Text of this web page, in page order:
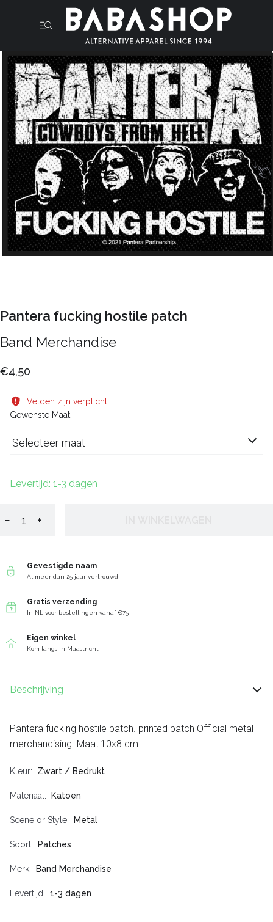
Pantera fucking hostile patch
Band Merchandise
€4,50
Velden zijn verplicht.
Gewenste Maat
Selecteer maat
Levertijd: 1-3 dagen
− +
Gevestigde naam
Al meer dan 25 jaar vertrouwd
Gratis verzending
In NL voor bestellingen vanaf €75
Eigen winkel
Kom langs in Maastricht
Beschrijving
Pantera fucking hostile patch. printed patch Official metal
merchandising. Maat:10x8 cm
Kleur Zwart / Bedrukt
Materiaal Katoen
Scene or Style Metal
Soort Patches
Merk Band Merchandise
Levertijd 1-3 dagen